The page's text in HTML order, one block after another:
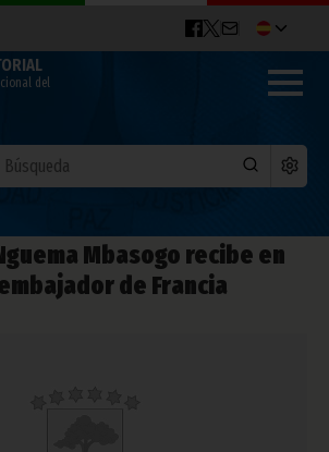
del
Mbasogo recibe en
de Francia